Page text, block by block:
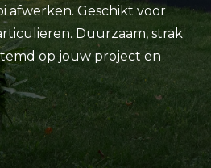
afwerken. Geschikt voor
Duurzaam, strak
op jouw project en